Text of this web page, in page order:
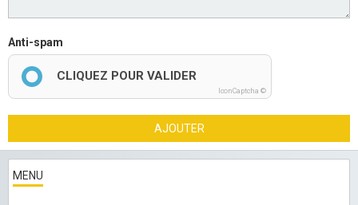
Anti-spam
CLIQUEZ POUR VALIDER
IconCaptcha ©
AJOUTER
MENU